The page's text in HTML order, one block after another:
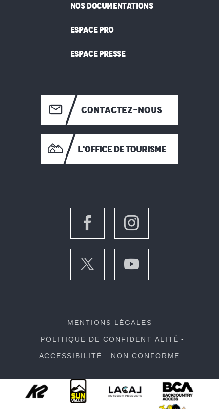
NOS DOCUMENTATIONS
ESPACE PRO
ESPACE PRESSE
CONTACTEZ-NOUS
L'OFFICE DE TOURISME
MENTIONS LÉGALES
POLITIQUE DE CONFIDENTIALITÉ
ACCESSIBILITÉ : NON CONFORME